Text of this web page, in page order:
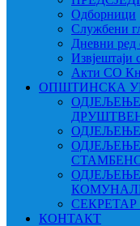
Одборници
Службени
Дневни
Извјештаји
Акти СО
ОПШТИНСКА
КОНТАКТ